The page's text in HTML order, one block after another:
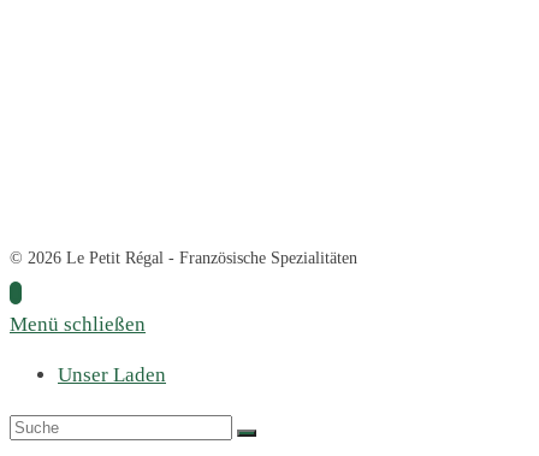
© 2026 Le Petit Régal - Französische Spezialitäten
Menü schließen
Unser Laden